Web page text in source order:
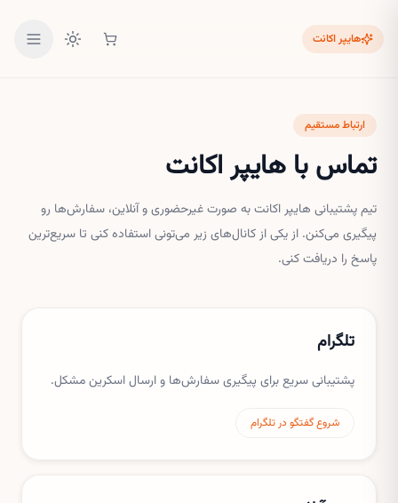
هایپر اکانت
ارتباط مستقیم
تماس با هایپر اکانت
تیم پشتیبانی هایپر اکانت به صورت غیرحضوری و آنلاین، سفارش‌ها رو
پیگیری می‌کنن. از یکی از کانال‌های زیر می‌تونی استفاده کنی تا سریع‌ترین
پاسخ را دریافت کنی.
تلگرام
پشتیبانی سریع برای پیگیری سفارش‌ها و ارسال اسکرین مشکل.
شروع گفتگو در تلگرام